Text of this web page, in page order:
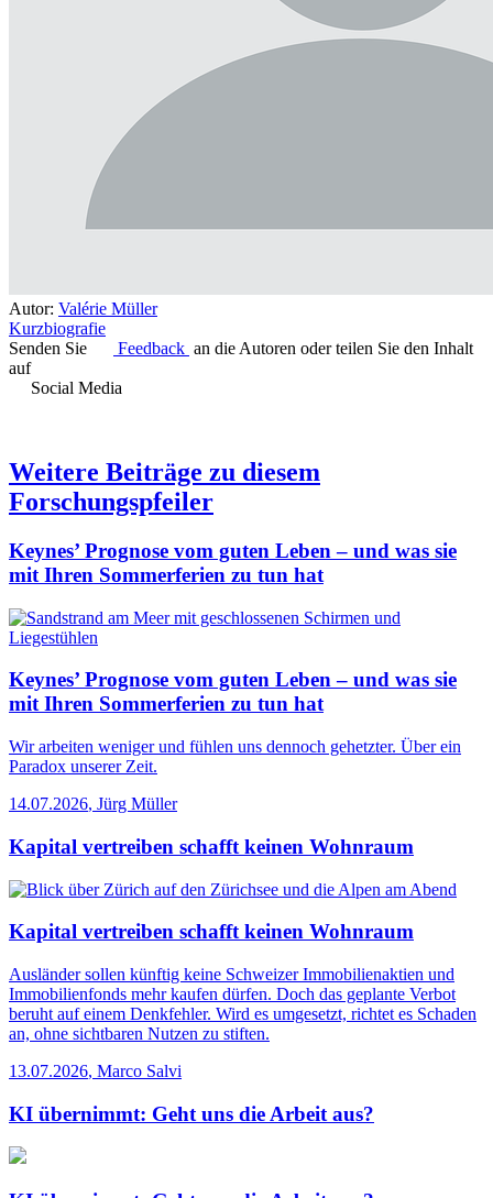
Autor: Valérie Müller
Kurzbiografie
Senden Sie
Feedback an die Autoren oder teilen Sie den Inhalt
auf
Social Media
Weitere Beiträge zu diesem
Forschungspfeiler
Keynes’ Prognose vom guten Leben – und was sie
mit Ihren Sommerferien zu tun hat
Keynes’ Prognose vom guten Leben – und was sie
mit Ihren Sommerferien zu tun hat
Wir arbeiten weniger und fühlen uns dennoch gehetzter. Über ein
Paradox unserer Zeit.
14.07.2026, Jürg Müller
Kapital vertreiben schafft keinen Wohnraum
Kapital vertreiben schafft keinen Wohnraum
Ausländer sollen künftig keine Schweizer Immobilienaktien und
Immobilienfonds mehr kaufen dürfen. Doch das geplante Verbot
beruht auf einem Denkfehler. Wird es umgesetzt, richtet es Schaden
an, ohne sichtbaren Nutzen zu stiften.
13.07.2026, Marco Salvi
KI übernimmt: Geht uns die Arbeit aus?